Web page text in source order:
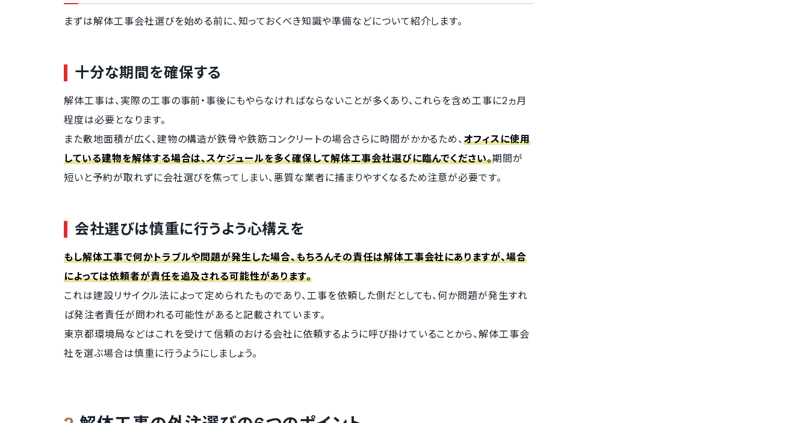
まずは解体工事会社選びを始める前に、知っておくべき知識や準備などについて紹介します。
十分な期間を確保する
解体工事は、実際の工事の事前・事後にもやらなければならないことが多くあり、これらを含め工事に2ヵ月
程度は必要となります。
また敷地面積が広く、建物の構造が鉄骨や鉄筋コンクリートの場合さらに時間がかかるため、オフィスに使用
している建物を解体する場合は、スケジュールを多く確保して解体工事会社選びに臨んでください。期間が
短いと予約が取れずに会社選びを焦ってしまい、悪質な業者に捕まりやすくなるため注意が必要です。
会社選びは慎重に行うよう心構えを
もし解体工事で何かトラブルや問題が発生した場合、もちろんその責任は解体工事会社にありますが、場合
によっては依頼者が責任を追及される可能性があります。
これは建設リサイクル法によって定められたものであり、工事を依頼した側だとしても、何か問題が発生すれ
ば発注者責任が問われる可能性があると記載されています。
東京都環境局などはこれを受けて信頼のおける会社に依頼するように呼び掛けていることから、解体工事会
社を選ぶ場合は慎重に行うようにしましょう。